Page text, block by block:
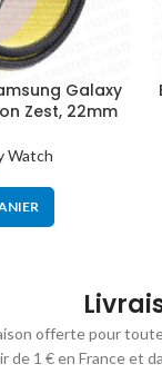
Galaxy
Zest, 22mm
Watch
offerte pour
de 1 € en France et